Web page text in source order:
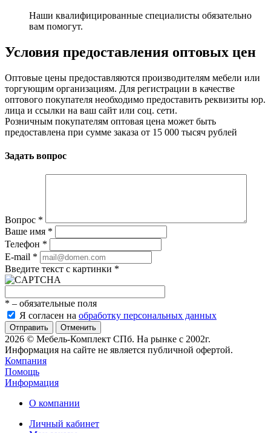
Наши квалифицированные специалисты обязательно
вам помогут.
Условия предоставления оптовых цен
Оптовые цены предоставляются производителям мебели или
торгующим организациям. Для регистрации в качестве
оптового покупателя необходимо предоставить реквизиты юр.
лица и ссылки на ваш сайт или соц. сети.
Розничным покупателям оптовая цена может быть
предоставлена при сумме заказа от 15 000 тысяч рублей
Задать вопрос
Вопрос *
Ваше имя *
Телефон *
E-mail *
Введите текст с картинки *
* – обязательные поля
Я согласен на обработку персональных данных
Отменить
2026 © Мебель-Комплект СПб. На рынке с 2002г.
Информация на сайте не является публичной офертой.
Компания
Помощь
Информация
О компании
Личный кабинет